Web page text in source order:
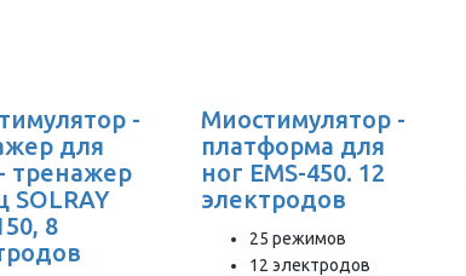
-
для
тренажер
8
Миостимулятор -
платформа для
ног EMS-450. 12
электродов
25 режимов
12 электродов